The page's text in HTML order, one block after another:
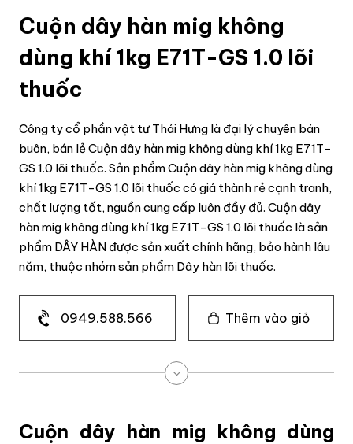
Cuộn dây hàn mig không
dùng khí 1kg E71T-GS 1.0 lõi
thuốc
Công ty cổ phần vật tư Thái Hưng là đại lý chuyên bán
buôn, bán lẻ Cuộn dây hàn mig không dùng khí 1kg E71T-
GS 1.0 lõi thuốc. Sản phẩm Cuộn dây hàn mig không dùng
khí 1kg E71T-GS 1.0 lõi thuốc có giá thành rẻ cạnh tranh,
chất lượng tốt, nguồn cung cấp luôn đầy đủ. Cuộn dây
hàn mig không dùng khí 1kg E71T-GS 1.0 lõi thuốc là sản
phẩm DÂY HÀN được sản xuất chính hãng, bảo hành lâu
năm, thuộc nhóm sản phẩm Dây hàn lõi thuốc.
0949.588.566 Thêm vào giỏ
Cuộn dây hàn mig không dùng